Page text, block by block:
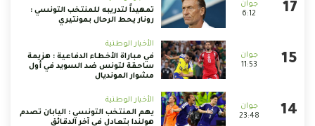
6:12
تمهيداً لتدريبه للمنتخب التونسي :
رونار يحط الرحال بمونتيري
11:53
الأخبار الوطنية
في مباراة الأخطاء الدفاعية : هزيمة
ساحقة لتونس ضد السويد في أول
مشوار المونديال
23:48
الأخبار الوطنية
يهم المنتخب التونسي : اليابان تصدم
هولندا بتعادل في آخر الدقائق